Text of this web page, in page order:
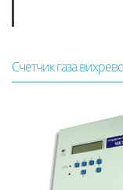
Счетчик газа